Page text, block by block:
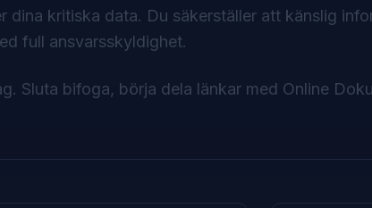
dina kritiska data. Du säkerställer att känslig
full ansvarsskyldighet.
Sluta bifoga, börja dela länkar med Online